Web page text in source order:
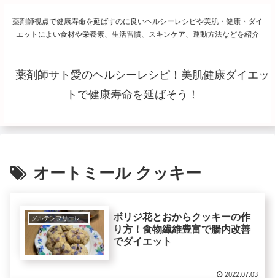
薬剤師視点で健康寿命を延ばすのに良いヘルシーレシピや美肌・健康・ダイ
エットによい食材や栄養素、生活習慣、スキンケア、運動方法などを紹介
薬剤師サト愛のヘルシーレシピ！美肌健康ダイエッ
トで健康寿命を延ばそう！
オートミール クッキー
グルテンフリーレシピで美肌健康ダイエット！
ボリジ花とおからクッキーの作
り方！食物繊維豊富で腸内改善
でダイエット
2022.07.03